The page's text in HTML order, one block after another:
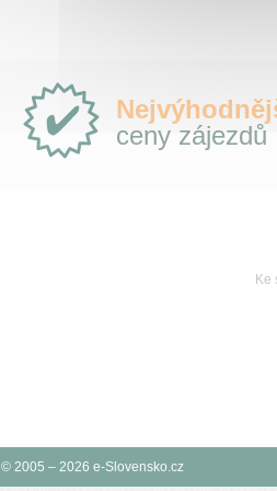
Proč
e-
Slovensko.cz?ceny zájezdů
Ke
© 2005 – 2026 e-Slovensko.cz